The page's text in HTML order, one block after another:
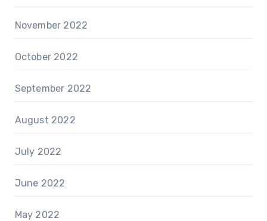
November 2022
October 2022
September 2022
August 2022
July 2022
June 2022
May 2022